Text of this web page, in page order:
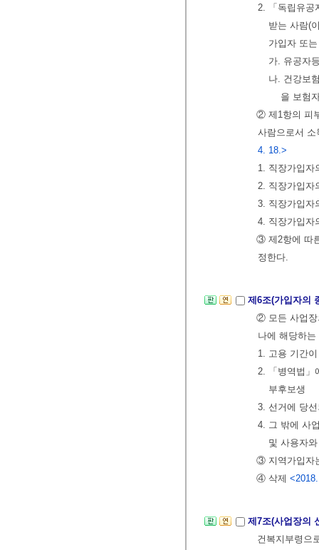
2. 「독립유공
받는 사람(
가입자 또
가. 유공자
나. 건강보
을 보험
② 제1항의 피
사람으로서
4. 18.>
1. 직장가입자
2. 직장가입자
3. 직장가입자
4. 직장가입자
③ 제2항에 따
정한다.
제6조(가입자의
② 모든 사업장
나에 해당하
1. 고용 기간
2. 「병역법」
부후보생
3. 선거에 당
4. 그 밖에 사
및 사용자
③ 지역가입자
④ 삭제
제7조(사업장의
건복지부령으